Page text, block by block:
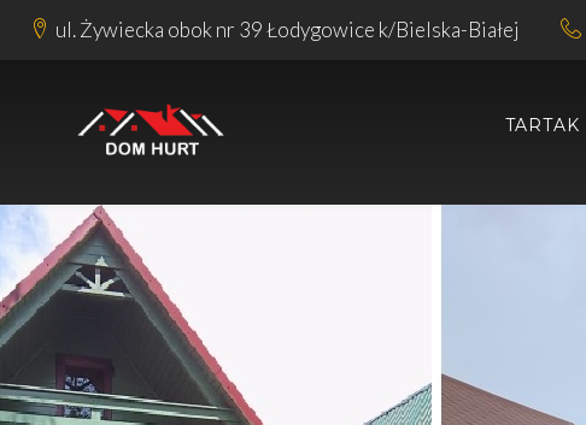
ul. Żywiecka obok nr 39 Łodygowice k/Bielska-Białej
TARTAK